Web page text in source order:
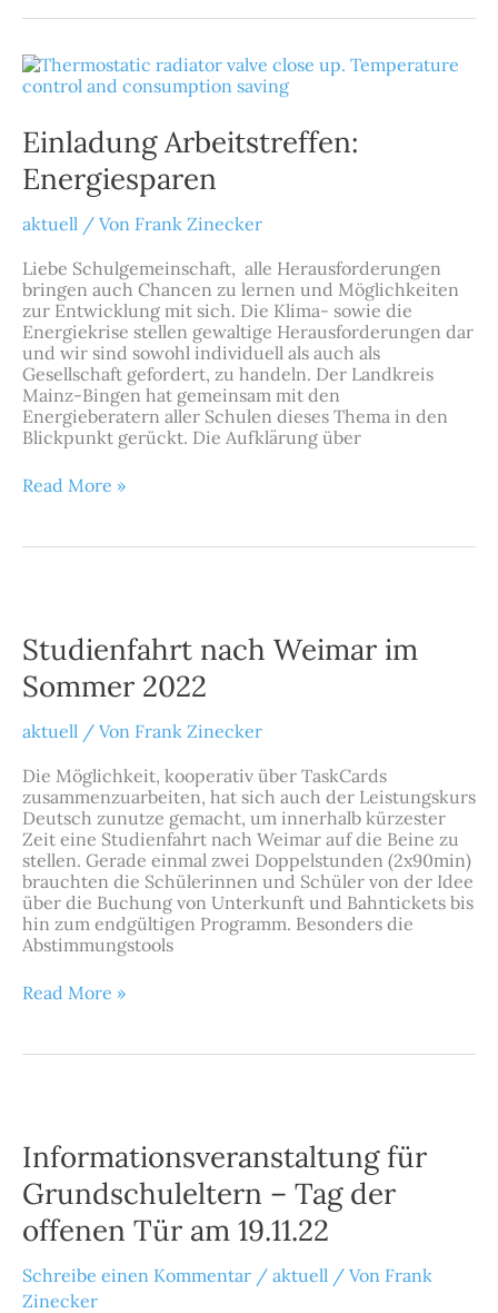
Einladung Arbeitstreffen:
Energiesparen
aktuell / Von Frank Zinecker
Liebe Schulgemeinschaft, alle Herausforderungen
bringen auch Chancen zu lernen und Möglichkeiten
zur Entwicklung mit sich. Die Klima- sowie die
Energiekrise stellen gewaltige Herausforderungen dar
und wir sind sowohl individuell als auch als
Gesellschaft gefordert, zu handeln. Der Landkreis
Mainz-Bingen hat gemeinsam mit den
Energieberatern aller Schulen dieses Thema in den
Blickpunkt gerückt. Die Aufklärung über
Einladung
Arbeitstreffen:
Read More »
Studienfahrt nach Weimar im
Sommer 2022
aktuell / Von Frank Zinecker
Die Möglichkeit, kooperativ über TaskCards
zusammenzuarbeiten, hat sich auch der Leistungskurs
Deutsch zunutze gemacht, um innerhalb kürzester
Zeit eine Studienfahrt nach Weimar auf die Beine zu
stellen. Gerade einmal zwei Doppelstunden (2x90min)
brauchten die Schülerinnen und Schüler von der Idee
über die Buchung von Unterkunft und Bahntickets bis
hin zum endgültigen Programm. Besonders die
Abstimmungstools
Weimar
im
Sommer
2022
Read More »
Informationsveranstaltung für
Grundschuleltern – Tag der
offenen Tür am 19.11.22
Schreibe einen Kommentar / aktuell / Von Frank
Zinecker
Grundschuleltern
–
Tag
der
offenen
Tür
am
19.11.22